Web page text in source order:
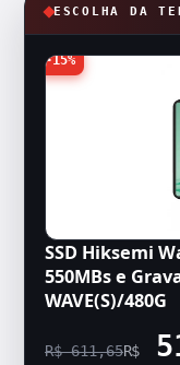
ESCOLHA DA
-15%
SSD Hiksemi
550MBs e
WAVE(S)/480G
R$ 611,65R$